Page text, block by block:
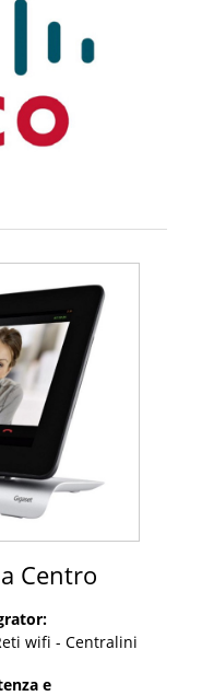
Centro
wifi - Centralini
e